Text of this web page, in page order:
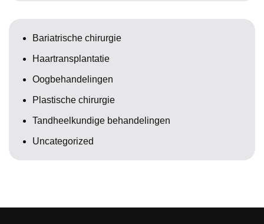
Bariatrische chirurgie
Haartransplantatie
Oogbehandelingen
Plastische chirurgie
Tandheelkundige behandelingen
Uncategorized